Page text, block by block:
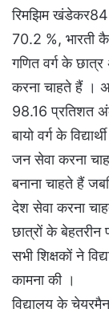
रिमझिम
70.2 %, भारती
गणित वर्ग के
करना चाहते हैं ।
98.16 प्रतिशत
बायो वर्ग के
जन सेवा करना
बनाना चाहते हैं
देश सेवा करना
छात्रों के बेहतरीन
सभी शिक्षकों ने
कामना की ।
विद्यालय के